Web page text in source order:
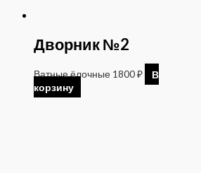
Дворник №2
Ватные ёлочные 1800₽
В
корзину